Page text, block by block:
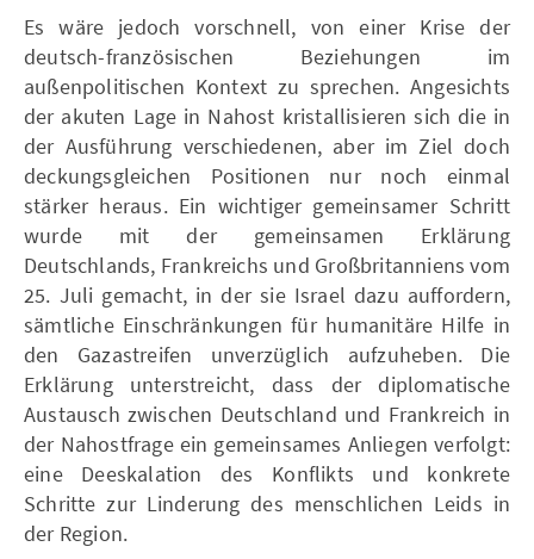
Es wäre jedoch vorschnell, von einer Krise der
deutsch-französischen Beziehungen im
außenpolitischen Kontext zu sprechen. Angesichts
der akuten Lage in Nahost kristallisieren sich die in
der Ausführung verschiedenen, aber im Ziel doch
deckungsgleichen Positionen nur noch einmal
stärker heraus. Ein wichtiger gemeinsamer Schritt
wurde mit der gemeinsamen Erklärung
Deutschlands, Frankreichs und Großbritanniens vom
25. Juli gemacht, in der sie Israel dazu auffordern,
sämtliche Einschränkungen für humanitäre Hilfe in
den Gazastreifen unverzüglich aufzuheben. Die
Erklärung unterstreicht, dass der diplomatische
Austausch zwischen Deutschland und Frankreich in
der Nahostfrage ein gemeinsames Anliegen verfolgt:
eine Deeskalation des Konflikts und konkrete
Schritte zur Linderung des menschlichen Leids in
der Region.